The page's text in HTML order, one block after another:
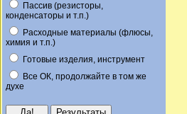
Пассив (резисторы,
конденсаторы и т.п.)
Расходные материалы (флюсы,
химия и т.п.)
Готовые изделия, инструмент
Все ОК, продолжайте в том же
духе